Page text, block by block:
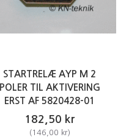
STARTRELÆ AYP M 2
POLER TIL AKTIVERING
ERST AF 5820428-01
182,50 kr
(146,00 kr)